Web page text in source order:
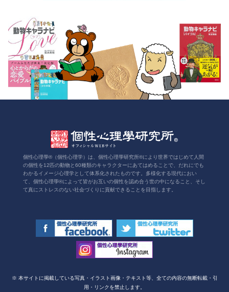
個性心理學®（個性心理学）は、個性心理學研究所®により世界ではじめて人間
の個性を12匹の動物と60種類のキャラクターにあてはめることで、だれにでも
わかるイメージ心理学として体系化されたものです。多様化する現代におい
て、個性心理學®によって皆がお互いの個性を認め合う世の中になること、そし
て真にストレスのない社会づくりに貢献できることを目指します。
※ 本サイトに掲載している写真・イラスト画像・テキスト等、全ての内容の無断転載・引
用・リンクを禁止します。